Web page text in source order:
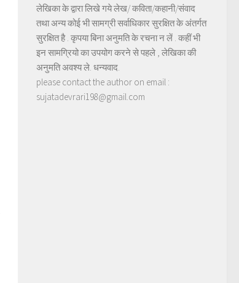
लेखिका के द्वारा लिखे गये लेख/ कविता/कहानी/संवाद
तथा अन्य कोई भी सामग्री सर्वाधिकार सुरक्षित के अंतर्गत
सुरक्षित है . कृपया बिना अनुमति के रचना न लें . कहीं भी
इन सामग्रियो का उपयोग करने से पहले , लेखिका की
अनुमति अवश्य ले. धन्यवाद.
please contact the author on email :
sujatadevrari198@gmail.com